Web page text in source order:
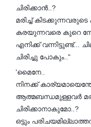
ചിരിക്കാൻ..?
മരിച്ച്
കരയുന്നവരെ കുറെ
എനിക്ക് വന്നിട്ടുണ്ട്...
ചിരിച്ചു പോകും.."
'മൈനേ..
നിനക്ക്
ആത്മബന്ധമുള്ളവർ
ചിരിക്കാനാകുമോ..?
ഒട്ടും